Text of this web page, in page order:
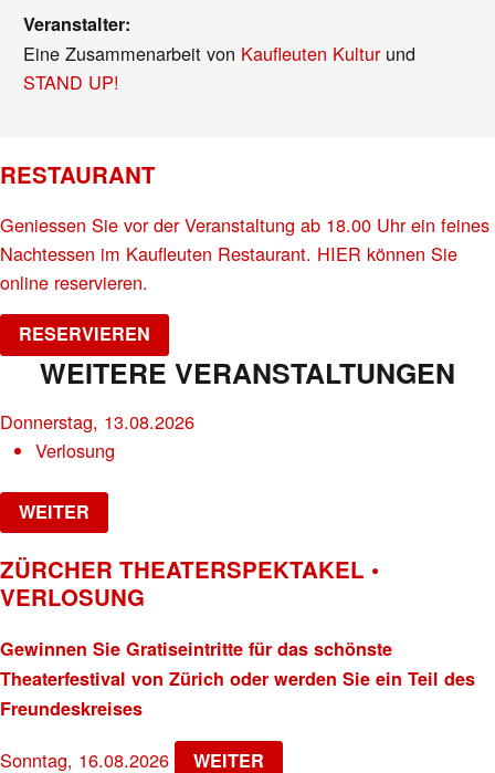
Veranstalter:
Eine Zusammenarbeit von Kaufleuten Kulturund
STAND UP!
RESTAURANT
Geniessen Sie vor der Veranstaltung ab 18.00 Uhr ein feines
Nachtessen im Kaufleuten Restaurant. HIER können Sie
online reservieren.
RESERVIEREN
WEITERE VERANSTALTUNGEN
Donnerstag, 13.08.2026
Verlosung
WEITER
ZÜRCHER THEATERSPEKTAKEL •
VERLOSUNG
Gewinnen Sie Gratiseintritte für das schönste
Theaterfestival von Zürich oder werden Sie ein Teil des
Freundeskreises
Sonntag, 16.08.2026 WEITER